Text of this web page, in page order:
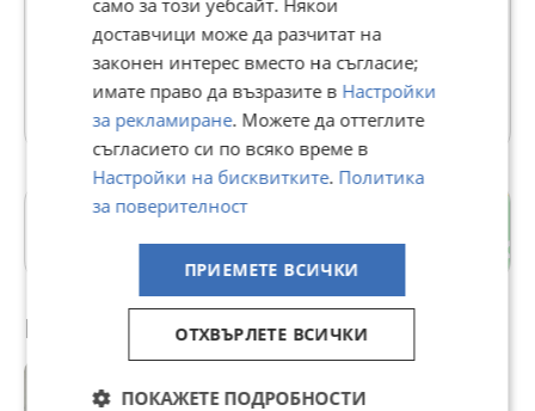
В Bazar.BG от 19 юни 2013г.
Последно активен вчера в 02:13 ч.
183 Обяви
Победа
гр. Варна
Препоръчани за теб
само за този уебсайт. Някои
доставчици може да разчитат на
законен интерес вместо на съгласие;
имате право да възразите в Настройки
за рекламиране. Можете да оттеглите
съгласието си по всяко време в
Настройки на бисквитките. Политика
за поверителност
ПРИЕМЕТЕ ВСИЧКИ
ОТХВЪРЛЕТЕ ВСИЧКИ
ПОКАЖЕТЕ ПОДРОБНОСТИ